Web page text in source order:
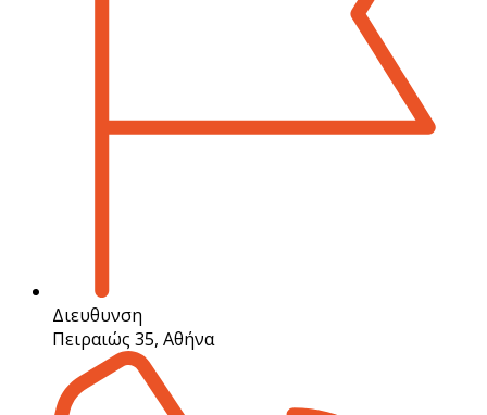
Διευθυνση
Πειραιώς 35, Αθήνα